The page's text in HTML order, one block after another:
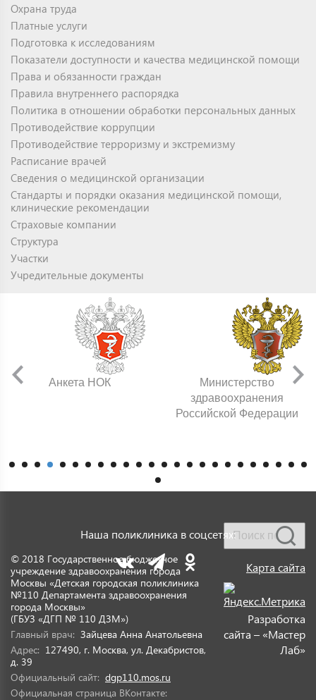
Охрана труда
Платные услуги
Подготовка к исследованиям
Показатели доступности и качества медицинской помощи
Права и обязанности граждан
Правила внутреннего распорядка
Политика в отношении обработки персональных данных
Противодействие коррупции
Противодействие терроризму и экстремизму
Расписание врачей
Сведения о медицинской организации
Стандарты и порядки оказания медицинской помощи,
клинические рекомендации
Страховые компании
Структура
Участки
Учредительные документы
Анкета НОК
Министерство
здравоохранения
Российской Федерации
© 2018 Государственное бюджетное
учреждение здравоохранения города
Москвы «Детская городская поликлиника
№110 Департамента здравоохранения
города Москвы»
(ГБУЗ «ДГП № 110 ДЗМ»)
Главный врач: Зайцева Анна Анатольевна
Адрес: 127490, г. Москва, ул. Декабристов,
д. 39
Официальный сайт: dgp110.mos.ru
Официальная страница ВКонтакте:
Наша поликлиника в соцсетях:
Карта сайта
Разработка
сайта – «Мастер
Лаб»